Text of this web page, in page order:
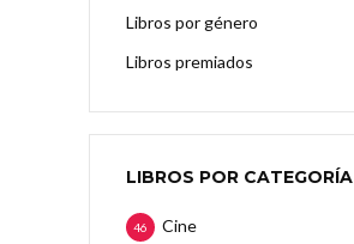
Libros por género
Libros premiados
LIBROS POR CATEGORÍA
Cine
46